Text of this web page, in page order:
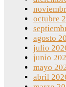
octubre
agosto
julio
junio
mayo
abril